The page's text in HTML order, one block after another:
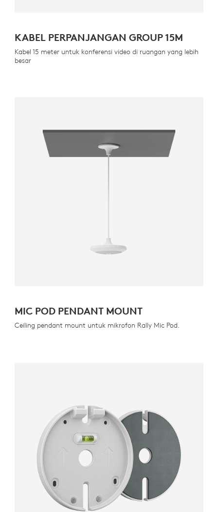
KABEL PERPANJANGAN GROUP 15M
Kabel 15 meter untuk konferensi video di ruangan yang lebih
besar
MIC POD PENDANT MOUNT
Ceiling pendant mount untuk mikrofon Rally Mic Pod.